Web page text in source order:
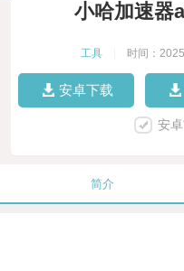
小哈加速器
工具 时间：
安卓下载
安
简介